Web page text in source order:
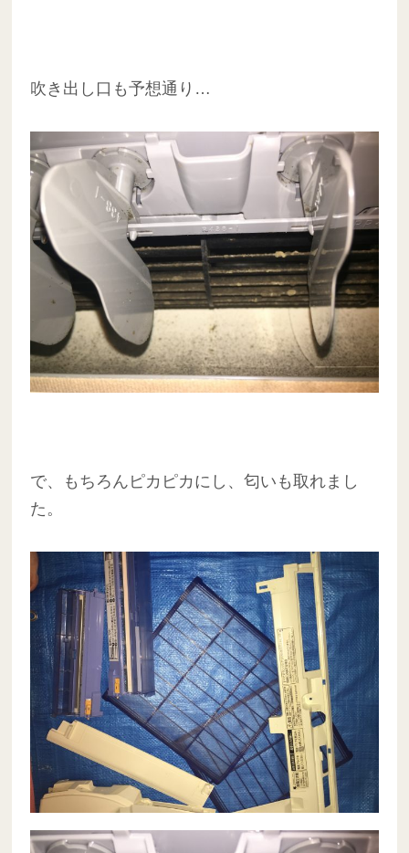
吹き出し口も予想通り…
で、もちろんピカピカにし、匂いも取れまし
た。